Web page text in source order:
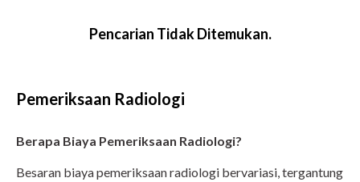
Pemeriksaan Radiologi
Berapa Biaya Pemeriksaan Radiologi?
Besaran biaya pemeriksaan radiologi bervariasi, tergantung